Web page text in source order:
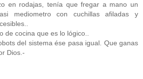
en rodajas, tenía que fregar a mano un
mediometro con cuchillas afiladas y
de cocina que es lo lógico..
del sistema ése pasa igual. Que ganas
Dios.-